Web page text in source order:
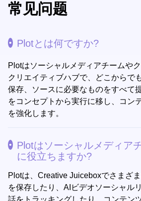
常见问题
Plotとは何ですか?
Plotはソーシャルメディアチームや
クリエイティブハブで、どこからで
保存、ソースに必要なものをすべて
をコンセプトから実行に移し、コン
を強化します。
Plotはソーシャルメディア
に役立ちますか?
Plotは、Creative Juiceboxでさまざ
を保存したり、AIビデオソーシャル